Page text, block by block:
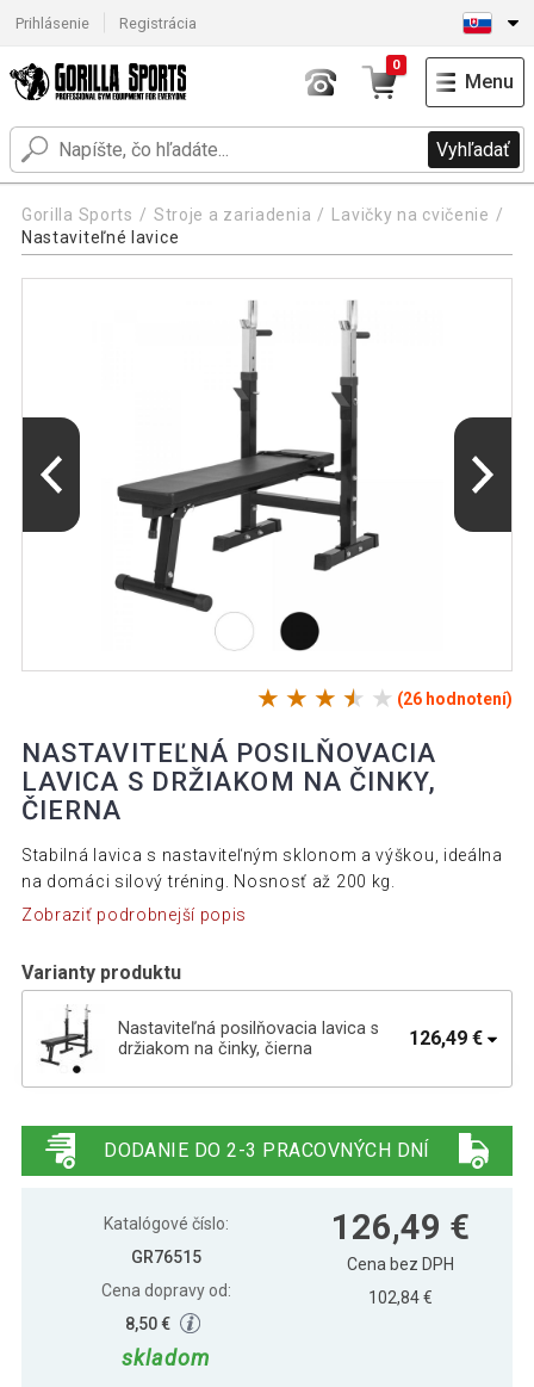
Prihlásenie Registrácia
Vyhľadať
0
Menu
Gorilla Sports Stroje a zariadenia
Lavičky na cvičenie
Nastaviteľné lavice
(26 hodnotení)
NASTAVITEĽNÁ POSILŇOVACIA
LAVICA S DRŽIAKOM NA ČINKY,
ČIERNA
Stabilná lavica s nastaviteľným sklonom a výškou, ideálna
na domáci silový tréning. Nosnosť až 200 kg.
Zobraziť podrobnejší popis
Varianty produktu
Nastaviteľná posilňovacia lavica s
držiakom na činky, čierna
126,49 €
lavica so stojanom, biela
104,39 €
DODANIE DO 2-3 PRACOVNÝCH DNÍ
Katalógové číslo:
GR76515
Cena dopravy od:
8,50 €
skladom
126,49 €
Cena bez DPH
102,84 €